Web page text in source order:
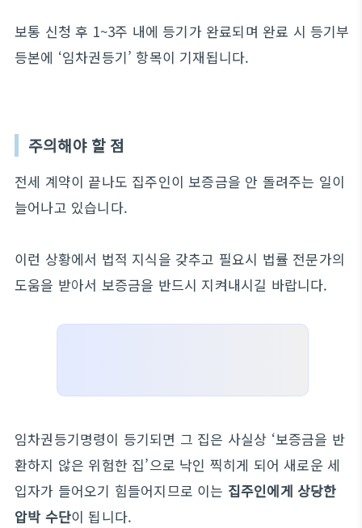
보통 신청 후 1~3주 내에 등기가 완료되며 완료 시 등기부
등본에 ‘임차권등기’ 항목이 기재됩니다.
주의해야 할 점
전세 계약이 끝나도 집주인이 보증금을 안 돌려주는 일이
늘어나고 있습니다.
이런 상황에서 법적 지식을 갖추고 필요시 법률 전문가의
도움을 받아서 보증금을 반드시 지켜내시길 바랍니다.
임차권등기명령이 등기되면 그 집은 사실상 ‘보증금을 반
환하지 않은 위험한 집’으로 낙인 찍히게 되어 새로운 세
입자가 들어오기 힘들어지므로 이는 집주인에게 상당한
압박 수단이 됩니다.